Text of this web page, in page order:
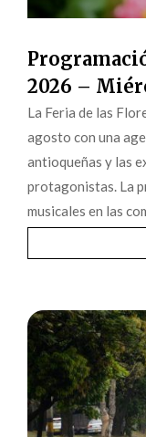
2026 –
La Feria de las
agosto con una
antioqueñas y las
protagonistas. La
musicales en las